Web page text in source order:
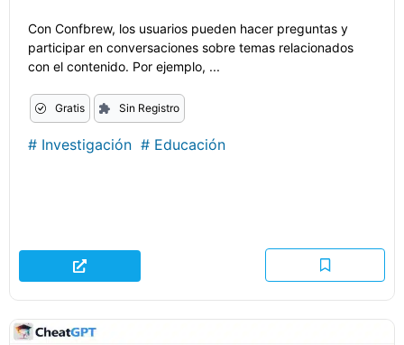
Con Confbrew, los usuarios pueden hacer preguntas y
participar en conversaciones sobre temas relacionados
con el contenido. Por ejemplo, ...
Gratis Sin Registro
# Investigación # Educación